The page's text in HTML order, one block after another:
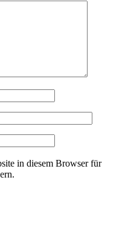
in diesem Browser für